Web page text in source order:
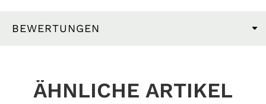
BEWERTUNGEN
ÄHNLICHE ARTIKEL